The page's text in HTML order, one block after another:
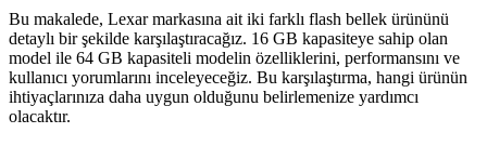
Bu makalede, Lexar markasına ait iki farklı flash bellek ürününü
detaylı bir şekilde karşılaştıracağız. 16 GB kapasiteye sahip olan
model ile 64 GB kapasiteli modelin özelliklerini, performansını ve
kullanıcı yorumlarını inceleyeceğiz. Bu karşılaştırma, hangi ürünün
ihtiyaçlarınıza daha uygun olduğunu belirlemenize yardımcı
olacaktır.